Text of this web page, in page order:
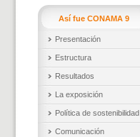
Así fue CONAMA 9
Presentación
Estructura
Resultados
La exposición
Política de sostenibilidad
Comunicación